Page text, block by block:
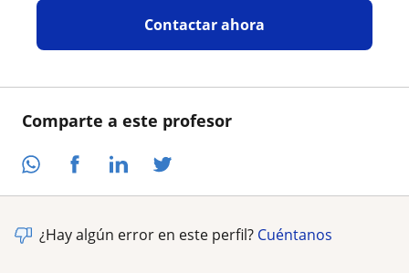
Comparte a este profesor
Contactar ahora
¿Hay algún error en este perfil? Cuéntanos